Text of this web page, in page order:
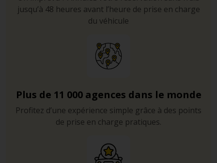
jusqu’à 48 heures avant l’heure de prise en charge
du véhicule
Plus de 11 000 agences dans le monde
Profitez d’une expérience simple grâce à des points
de prise en charge pratiques.